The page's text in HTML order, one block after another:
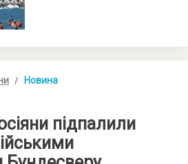
Новина
підпалили